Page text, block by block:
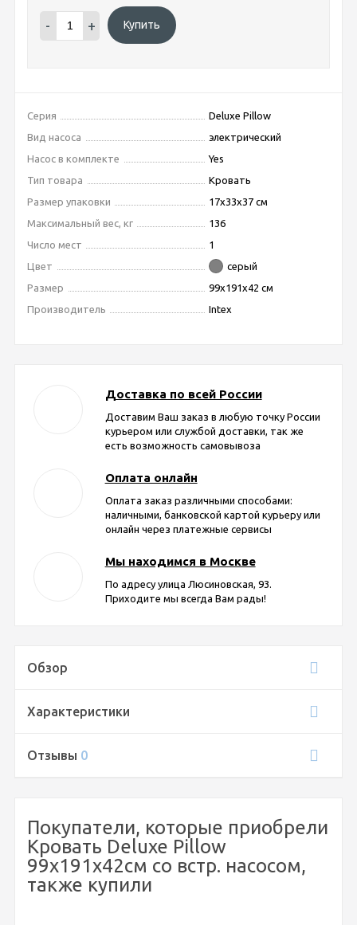
- + Купить
Серия
Deluxe Pillow
Вид насоса
электрический
Насос в комплекте
Yes
Тип товара
Кровать
Размер упаковки
17х33х37 см
Максимальный вес, кг
136
Число мест
1
Цвет
серый
Размер
99х191х42 см
Производитель
Intex
Доставка по всей России
Доставим Ваш заказ в любую точку России
курьером или службой доставки, так же
есть возможность самовывоза
Оплата онлайн
Оплата заказ различными способами:
наличными, банковской картой курьеру или
онлайн через платежные сервисы
Мы находимся в Москве
По адресу улица Люсиновская, 93.
Приходите мы всегда Вам рады!
Обзор
Характеристики
Отзывы 0
Покупатели, которые приобрели
Кровать Deluxe Pillow
99х191х42см со встр. насосом,
также купили